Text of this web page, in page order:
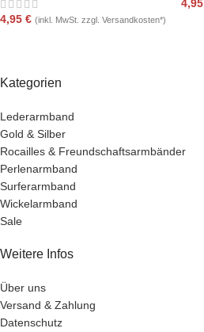
4,95 € (inkl. MwSt. zzgl. Versandkosten*)
4,95
Kategorien
Lederarmband
Gold & Silber
Rocailles & Freundschaftsarmbänder
Perlenarmband
Surferarmband
Wickelarmband
Sale
Weitere Infos
Über uns
Versand & Zahlung
Datenschutz